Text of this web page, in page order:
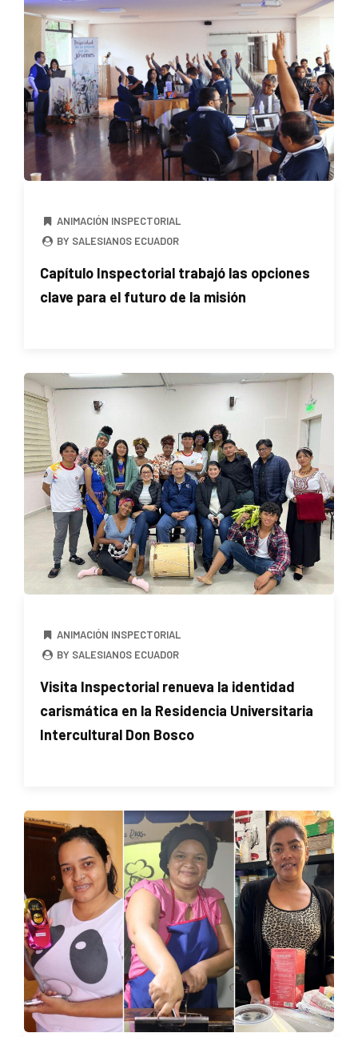
ANIMACIÓN INSPECTORIAL
BY SALESIANOS ECUADOR
Capítulo Inspectorial trabajó las opciones
clave para el futuro de la misión
ANIMACIÓN INSPECTORIAL
BY SALESIANOS ECUADOR
Visita Inspectorial renueva la identidad
carismática en la Residencia Universitaria
Intercultural Don Bosco